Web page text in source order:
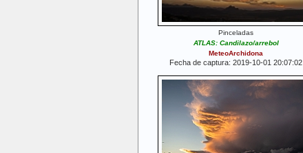
Pinceladas
ATLAS: Candilazo/arrebol
MeteoArchidona
Fecha de captura: 2019-10-01 20:07:02